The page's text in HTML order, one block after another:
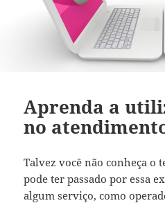
Aprenda a
no
Talvez você não conheça o
pode ter passado por essa
algum serviço, como